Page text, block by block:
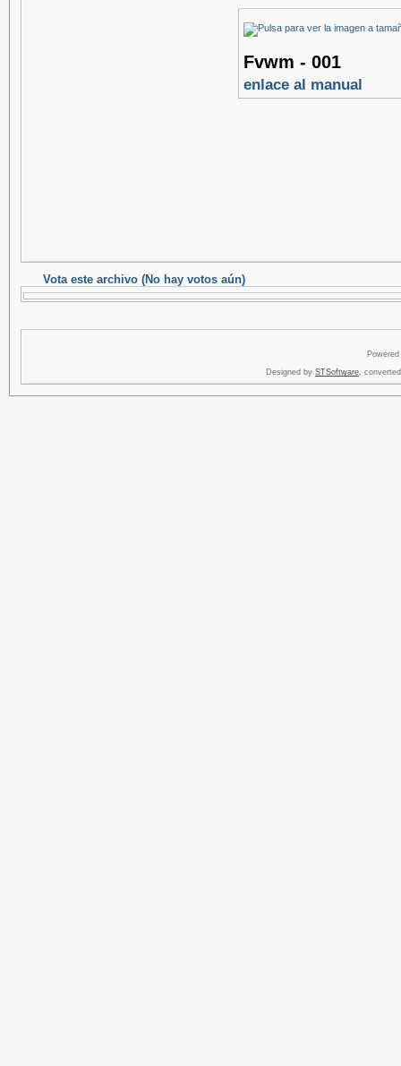
Fvwm - 001
enlace al manual
Vota este archivo (No hay votos aún)
Designed by STSoftware,